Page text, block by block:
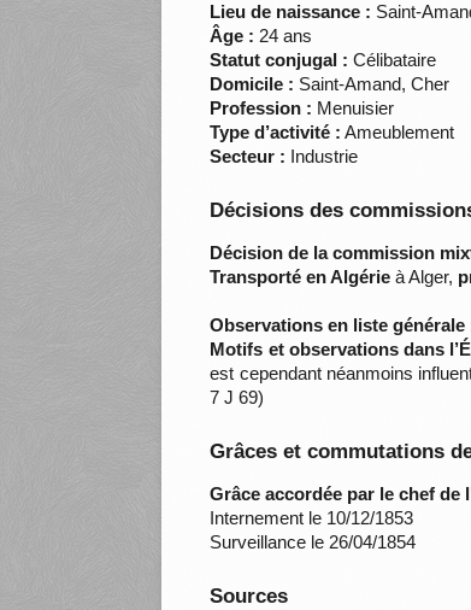
Lieu de naissance : Saint-
Âge : 24 ans
Statut conjugal : Célibataire
Domicile : Saint-Amand, Cher
Profession : Menuisier
Type d’activité : Ameublement
Secteur : Industrie
Décisions des
Décision de la commission
Transporté en Algérie à Alger,
Observations en liste générale
Motifs et observations dans
est cependant néanmoins
7 J 69)
Grâces et commutations
Grâce accordée par le chef de
Internement le 10/12/1853
Surveillance le 26/04/1854
Sources